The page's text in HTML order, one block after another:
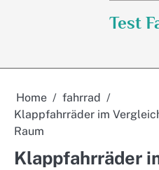
Test
Home
fahrrad
Klappfahrräder im
Raum
Klappfahrräder